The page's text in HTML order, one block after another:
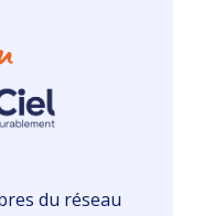
du réseau